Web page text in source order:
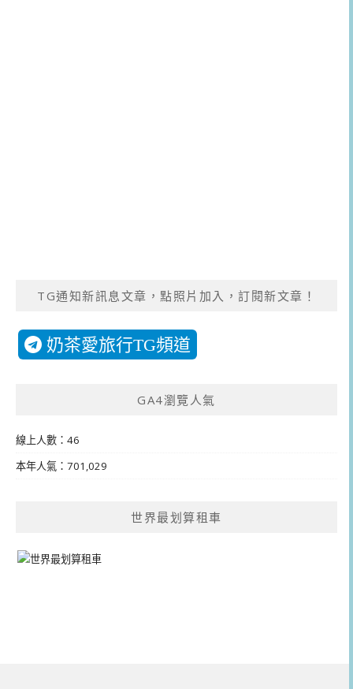
TG通知新訊息文章，點照片加入，訂閱新文章！
奶茶愛旅行TG頻道
GA4瀏覽人氣
線上人數：46
本年人氣：701,029
世界最划算租車